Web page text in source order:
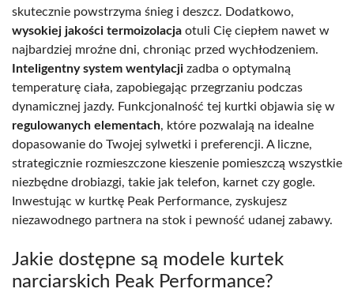
skutecznie powstrzyma śnieg i deszcz. Dodatkowo,
wysokiej jakości termoizolacja otuli Cię ciepłem nawet w
najbardziej mroźne dni, chroniąc przed wychłodzeniem.
Inteligentny system wentylacji zadba o optymalną
temperaturę ciała, zapobiegając przegrzaniu podczas
dynamicznej jazdy. Funkcjonalność tej kurtki objawia się w
regulowanych elementach, które pozwalają na idealne
dopasowanie do Twojej sylwetki i preferencji. A liczne,
strategicznie rozmieszczone kieszenie pomieszczą wszystkie
niezbędne drobiazgi, takie jak telefon, karnet czy gogle.
Inwestując w kurtkę Peak Performance, zyskujesz
niezawodnego partnera na stok i pewność udanej zabawy.
Jakie dostępne są modele kurtek
narciarskich Peak Performance?